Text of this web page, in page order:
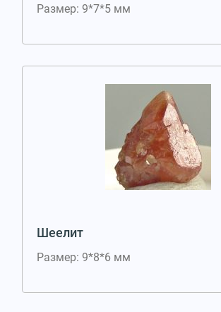
Размер: 9*7*5 мм
Шеелит
Размер: 9*8*6 мм